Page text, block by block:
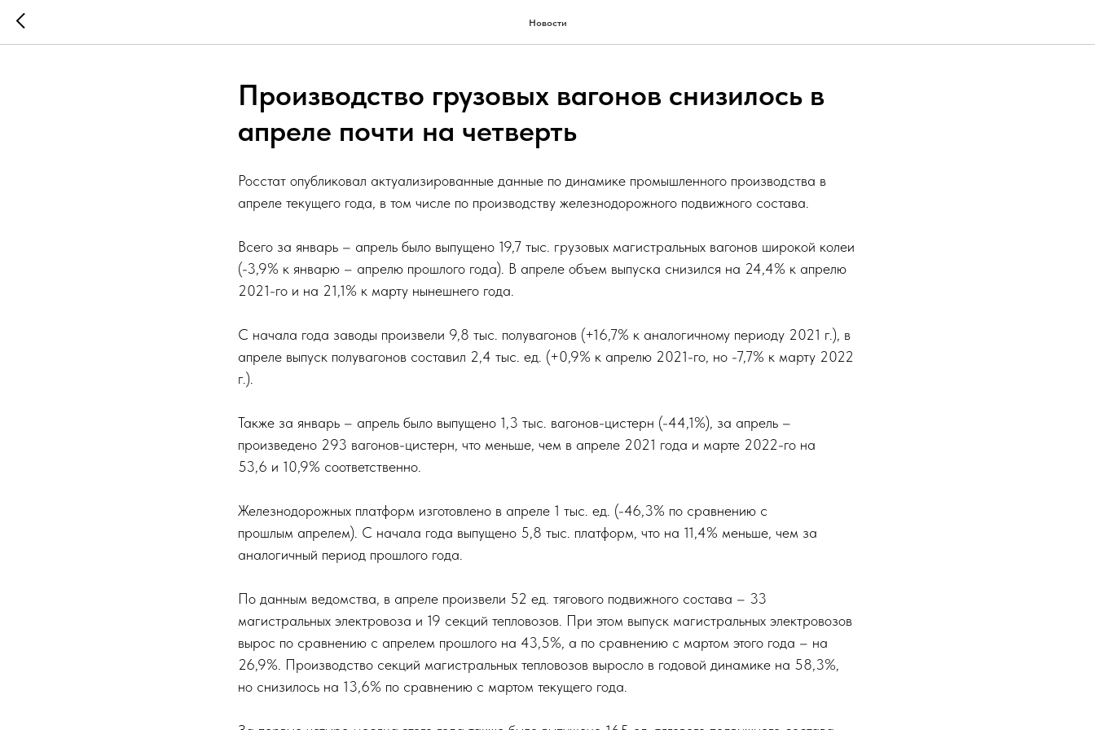
Новости
Производство грузовых вагонов снизилось в
апреле почти на четверть
Росстат опубликовал актуализированные данные по динамике промышленного производства в
апреле текущего года, в том числе по производству железнодорожного подвижного состава.
Всего за январь – апрель было выпущено 19,7 тыс. грузовых магистральных вагонов широкой колеи
(-3,9% к январю – апрелю прошлого года). В апреле объем выпуска снизился на 24,4% к апрелю
2021-го и на 21,1% к марту нынешнего года.
С начала года заводы произвели 9,8 тыс. полувагонов (+16,7% к аналогичному периоду 2021 г.), в
апреле выпуск полувагонов составил 2,4 тыс. ед. (+0,9% к апрелю 2021-го, но -7,7% к марту 2022
г.).
Также за январь – апрель было выпущено 1,3 тыс. вагонов-цистерн (-44,1%), за апрель –
произведено 293 вагонов-цистерн, что меньше, чем в апреле 2021 года и марте 2022-го на
53,6 и 10,9% соответственно.
Железнодорожных платформ изготовлено в апреле 1 тыс. ед. (-46,3% по сравнению с
прошлым апрелем). С начала года выпущено 5,8 тыс. платформ, что на 11,4% меньше, чем за
аналогичный период прошлого года.
По данным ведомства, в апреле произвели 52 ед. тягового подвижного состава – 33
магистральных электровоза и 19 секций тепловозов. При этом выпуск магистральных электровозов
вырос по сравнению с апрелем прошлого на 43,5%, а по сравнению с мартом этого года – на
26,9%. Производство секций магистральных тепловозов выросло в годовой динамике на 58,3%,
но снизилось на 13,6% по сравнению с мартом текущего года.